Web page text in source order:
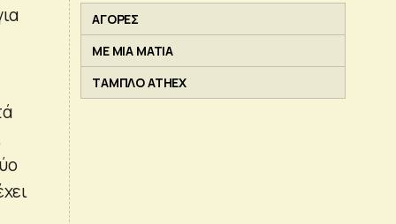
ΑΓΟΡΕΣ
ΜΕ ΜΙΑ ΜΑΤΙΑ
ΤΑΜΠΛΟ ATHEX